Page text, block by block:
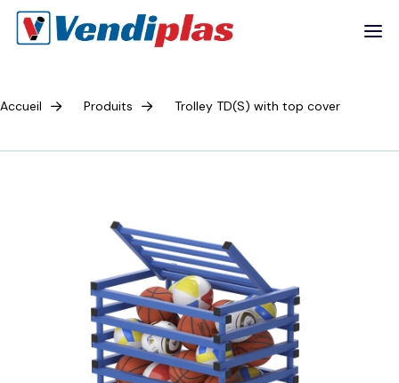
Accueil Produits Trolley TD(S) with top cover